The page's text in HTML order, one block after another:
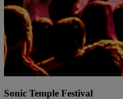
Sonic Temple Festival